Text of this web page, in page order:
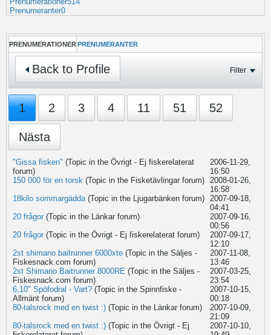
Prenumeranter0
PRENUMERATIONER PRENUMERANTER
Back to Profile Filter
1 2 3 4 11 51 52
Nästa
"Gissa fisken" (Topic in the Övrigt - Ej fiskerelaterat
forum)
2006-11-29,
16:50
150 000 för en torsk (Topic in the Fisketävlingarforum)
2008-01-26,
16:58
18kilo sommargädda (Topic in the Ljugarbänkenforum)
2007-09-18,
04:41
20 frågor (Topic in the Länkarforum)
2007-09-16,
00:56
20 frågor (Topic in the Övrigt - Ej fiskerelateratforum)
2007-09-17,
12:10
2st shimano baitrunner 6000xte (Topic in the Säljes -
Fiskesnack.com forum)
2007-11-08,
13:46
2st Shimano Baitrunner 8000RE (Topic in the Säljes -
Fiskesnack.com forum)
2007-03-25,
23:54
6,10" Spöfodral - Vart? (Topic in the Spinnfiske -
Allmäntforum)
2007-10-15,
00:18
80-talsrock med en twist :) (Topic in the Länkarforum)
2007-10-09,
21:09
80-talsrock med en twist :) (Topic in the Övrigt - Ej
2007-10-10,